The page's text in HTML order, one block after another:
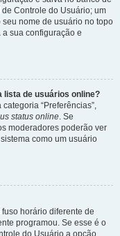
Controle do Usuário; um
nome de usuário no topo
sua configuração e
lista de usuários online?
“Preferências”,
status online. Se
moderadores poderão ver
como um usuário
horário diferente de
programou. Se esse é o
do Usuário a opção